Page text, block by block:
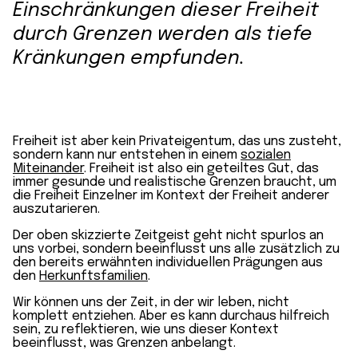
Einschränkungen dieser Freiheit
durch Grenzen werden als tiefe
Kränkungen empfunden.
Freiheit ist aber kein Privateigentum, das uns zusteht,
sondern kann nur entstehen in einem sozialen
Miteinander. Freiheit ist also ein geteiltes Gut, das
immer gesunde und realistische Grenzen braucht, um
die Freiheit Einzelner im Kontext der Freiheit anderer
auszutarieren.
Der oben skizzierte Zeitgeist geht nicht spurlos an
uns vorbei, sondern beeinflusst uns alle zusätzlich zu
den bereits erwähnten individuellen Prägungen aus
den Herkunftsfamilien.
Wir können uns der Zeit, in der wir leben, nicht
komplett entziehen. Aber es kann durchaus hilfreich
sein, zu reflektieren, wie uns dieser Kontext
beeinflusst, was Grenzen anbelangt.